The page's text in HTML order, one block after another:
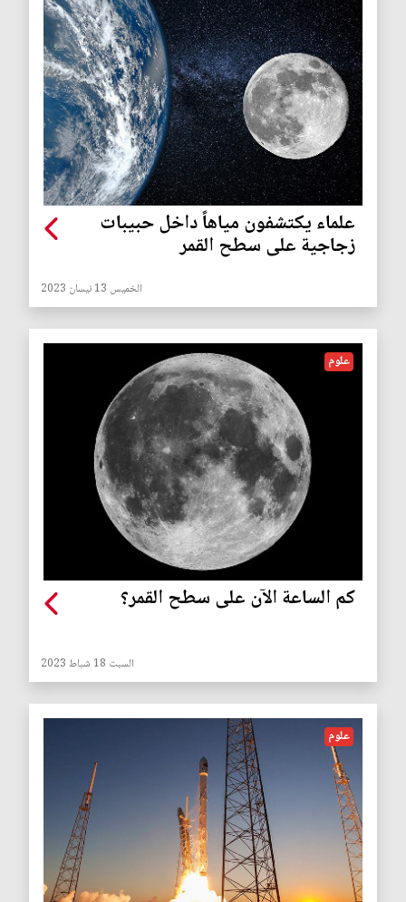
علماء يكتشفون مياهاً داخل حبيبات
زجاجية على سطح القمر
الخميس 13 نيسان 2023
علوم
كم الساعة الآن على سطح القمر؟
السبت 18 شباط 2023
علوم